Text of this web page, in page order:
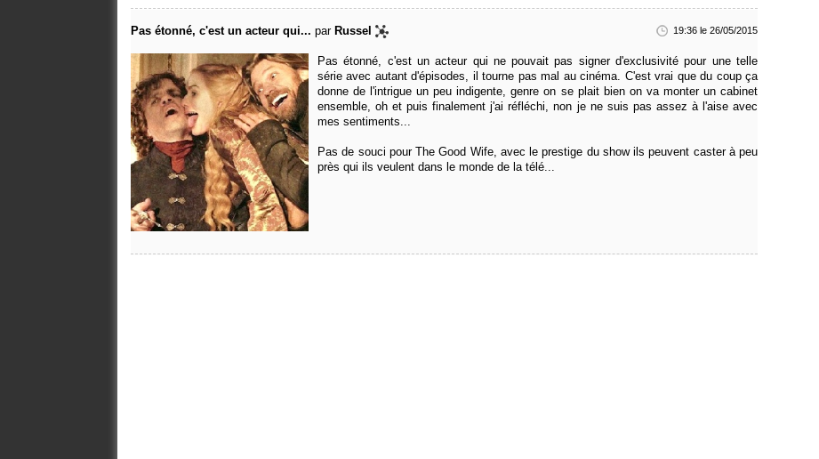
Pas étonné, c'est un acteur qui... par Russel 19:36 le 26/05/2015
Pas étonné, c'est un acteur qui ne pouvait pas signer d'exclusivité pour une telle
série avec autant d'épisodes, il tourne pas mal au cinéma. C'est vrai que du coup ça
donne de l'intrigue un peu indigente, genre on se plait bien on va monter un cabinet
ensemble, oh et puis finalement j'ai réfléchi, non je ne suis pas assez à l'aise avec
mes sentiments...
Pas de souci pour The Good Wife, avec le prestige du show ils peuvent caster à peu
près qui ils veulent dans le monde de la télé...